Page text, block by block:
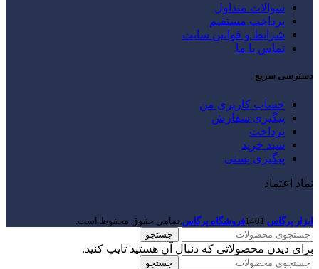
سوالات متداول
پرداخت مستقیم
شرایط و قوانین سایت
تماس با ما
دسترسی سریع
حساب کاربری من
پیگیری سفارش
پرداخت
سبد خرید
پیگیری پستی
نماد اعتماد
ابزار پرگاس 1401فروشگاه پرگاس .تمامی حقوق محفوظ است.
جستجو
برای دیدن محصولاتی که دنبال آن هستید تایپ کنید.
جستجو